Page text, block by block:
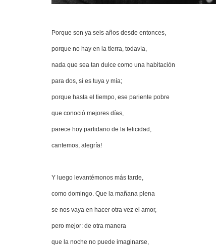
Porque son ya seis años desde entonces,
porque no hay en la tierra, todavía,
nada que sea tan dulce como una habitación
para dos, si es tuya y mía;
porque hasta el tiempo, ese pariente pobre
que conoció mejores días,
parece hoy partidario de la felicidad,
cantemos, alegría!
Y luego levantémonos más tarde,
como domingo. Que la mañana plena
se nos vaya en hacer otra vez el amor,
pero mejor: de otra manera
que la noche no puede imaginarse,